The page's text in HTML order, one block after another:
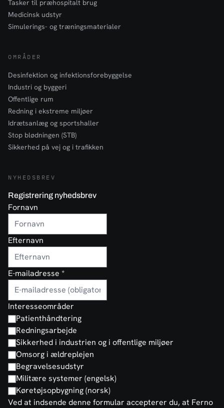
Tasker til præhospitalt brug
Medicinsk udstyr
Simulerings- og træningsmaterialer
OMRÅDER
Desinfektion og infektionsforebyggelse
Industri og byggeri
Offentlige rum
Redning i ekstreme miljøer
Idrætsanlæg og sportshaller
Stop blødningen (STB)
Sikkerhed på vej og i trafikken
NYHEDSBREV
Registrering nyhedsbrev
Fornavn
Efternavn
E-mailadresse *
Interesseområder
Patienthåndtering
Redningsarbejde
Sikkerhed i industrien og i offentlige miljøer
Omsorg i ældreplejen
Begravelsesudstyr
Militære systemer (engelsk)
Køretøjsopbygning (norsk)
Ved at indsende denne formular accepterer du, at Ferno